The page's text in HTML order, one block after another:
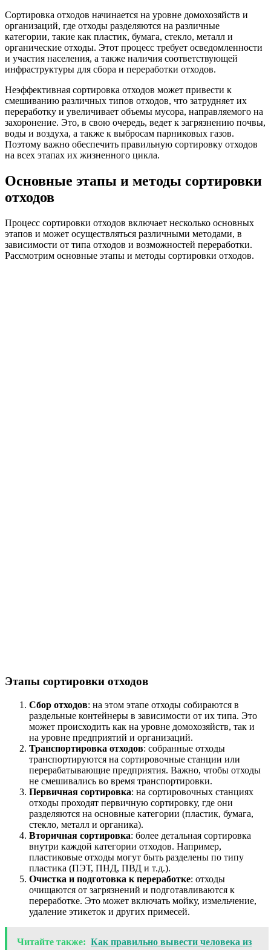
Сортировка отходов начинается на уровне домохозяйств и
организаций, где отходы разделяются на различные
категории, такие как пластик, бумага, стекло, металл и
органические отходы. Этот процесс требует осведомленности
и участия населения, а также наличия соответствующей
инфраструктуры для сбора и переработки отходов.
Неэффективная сортировка отходов может привести к
смешиванию различных типов отходов, что затрудняет их
переработку и увеличивает объемы мусора, направляемого на
захоронение. Это, в свою очередь, ведет к загрязнению почвы,
воды и воздуха, а также к выбросам парниковых газов.
Поэтому важно обеспечить правильную сортировку отходов
на всех этапах их жизненного цикла.
Основные этапы и методы сортировки
отходов
Процесс сортировки отходов включает несколько основных
этапов и может осуществляться различными методами, в
зависимости от типа отходов и возможностей переработки.
Рассмотрим основные этапы и методы сортировки отходов.
Этапы сортировки отходов
Сбор отходов: на этом этапе отходы собираются в
раздельные контейнеры в зависимости от их типа. Это
может происходить как на уровне домохозяйств, так и
на уровне предприятий и организаций.
Транспортировка отходов: собранные отходы
транспортируются на сортировочные станции или
перерабатывающие предприятия. Важно, чтобы отходы
не смешивались во время транспортировки.
Первичная сортировка: на сортировочных станциях
отходы проходят первичную сортировку, где они
разделяются на основные категории (пластик, бумага,
стекло, металл и органика).
Вторичная сортировка: более детальная сортировка
внутри каждой категории отходов. Например,
пластиковые отходы могут быть разделены по типу
пластика (ПЭТ, ПНД, ПВД и т.д.).
Очистка и подготовка к переработке: отходы
очищаются от загрязнений и подготавливаются к
переработке. Это может включать мойку, измельчение,
удаление этикеток и других примесей.
Читайте также: Как правильно вывести человека из